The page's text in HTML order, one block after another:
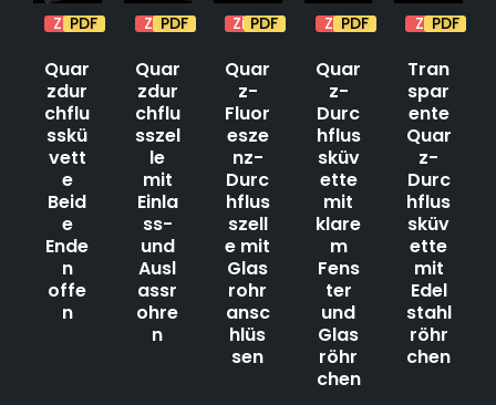
Zitat
PDF
Quar
zdur
chflu
sskü
vett
e
Beid
e
Ende
n
offe
n
Zitat
PDF
Quar
zdur
chflu
sszel
le
mit
Einla
ss-
und
Ausl
assr
ohre
n
Zitat
PDF
Quar
z-
Fluor
esze
nz-
Durc
hflus
szell
e mit
Glas
rohr
ansc
hlüs
sen
Zitat
PDF
Quar
z-
Durc
hflus
sküv
ette
mit
klare
m
Fens
ter
und
Glas
röhr
chen
Zitat
PDF
Tran
spar
ente
Quar
z-
Durc
hflus
sküv
ette
mit
Edel
stahl
röhr
chen